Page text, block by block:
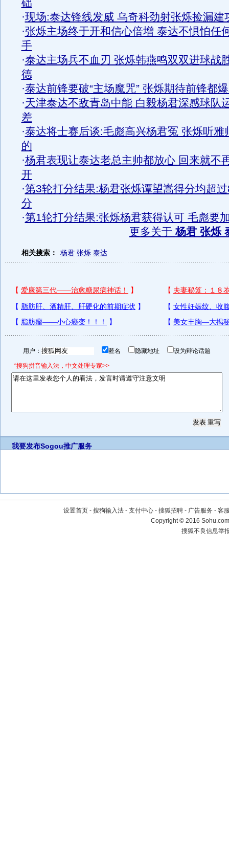
础
·现场:泰达锋线发威 乌奇科劲射张烁捡漏建
·张烁主场终于开和信心倍增 泰达不惧怕任
手
·泰达主场兵不血刃 张烁韩燕鸣双双进球战
德
·泰达前锋要破“主场魔咒” 张烁期待前锋都
·天津泰达不敌青岛中能 白毅杨君深感球队
差
·泰达将士赛后谈:毛彪高兴杨君冤 张烁听雅
的
·杨君表现让泰达老总主帅都放心 回来就不
开
·第3轮打分结果:杨君张烁谭望嵩得分均超
分
·第1轮打分结果:张烁杨君获得认可 毛彪要
更多关于杨君 张烁
相关搜索： 杨君 张烁 泰达
用户： 匿名 隐藏地址 设为辩论话题
*搜狗拼音输入法，中文处理专家>>
我要发布Sogou推广服务
设置首页 - 搜狗输入法 - 支付中心 - 搜狐招聘 - 广告服务 - 客
Copyright©2016
搜狐不良信息举